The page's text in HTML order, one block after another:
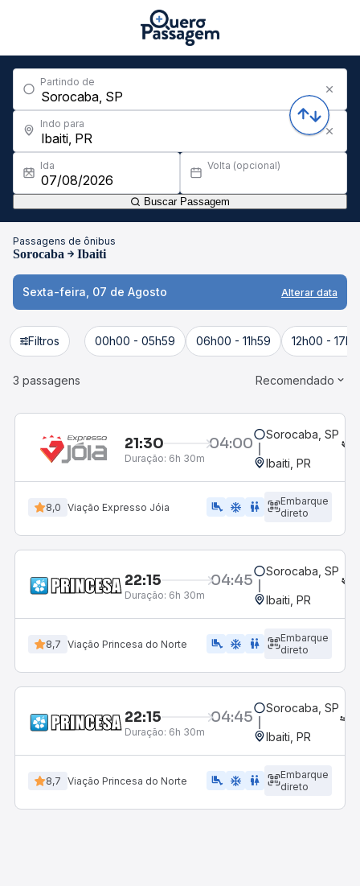
Partindo de
Indo para
Ida Volta (opcional)
Buscar Passagem
Passagens de ônibus
Sorocaba Ibaiti
Sexta-feira, 07 de Agosto Alterar data
Filtros 00h00 - 05h59 06h00 - 11h59 12h00 -
3 passagens Recomendado
21:30 04:00
Duração: 6h 30m
Sorocaba, SP
Ibaiti, PR
8,0 Viação Expresso Jóia airline_seat_legroom_extra ac_unit WC
Embarque
direto
22:15 04:45
Duração: 6h 30m
Sorocaba, SP
Ibaiti, PR
8,7 Viação Princesa do Norte airline_seat_legroom_extra ac_unit WC
Embarque
direto
22:15 04:45
Duração: 6h 30m
Sorocaba, SP
Ibaiti, PR
8,7 Viação Princesa do Norte airline_seat_legroom_extra ac_unit wc
Embarque
direto